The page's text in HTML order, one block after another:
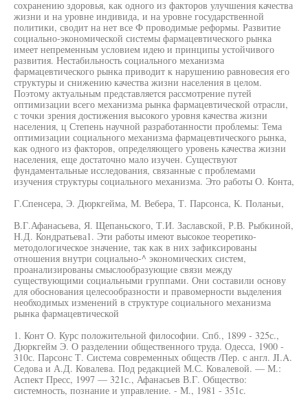
сохранению здоровья, как одного из факторов улучшения качества
жизни и на уровне индивида, и на уровне государственной
политики, сводит на нет все Ф проводимые реформы. Развитие
социально-экономической системы фармацевтического рынка
имеет непременным условием идею и принципы устойчивого
развития. Нестабильность социального механизма
фармацевтического рынка приводит к нарушению равновесия его
структуры и снижению качества жизни населения в целом.
Поэтому актуальным представляется рассмотрение путей
оптимизации всего механизма рынка фармацевтической отрасли,
с точки зрения достижения высокого уровня качества жизни
населения, ц Степень научной разработанности проблемы: Тема
оптимизации социального механизма фармацевтического рынка,
как одного из факторов, определяющего уровень качества жизни
населения, еще достаточно мало изучен. Существуют
фундаментальные исследования, связанные с проблемами
изучения структуры социального механизма. Это работы О. Конта,
Г.Спенсера, Э. Дюркгейма, М. Вебера, Т. Парсонса, К. Поланьи,
В.Г.Афанасьева, Я. Щепаньского, Т.И. Заславской, Р.В. Рыбкиной,
Н.Д. Кондратьева1. Эти работы имеют высокое теоретико-
методологическое значение, так как в них зафиксированы
отношения внутри социально-^ экономических систем,
проанализированы смыслообразующие связи между
существующими социальными группами. Они составили основу
для обоснования целесообразности и правомерности выделения
необходимых изменений в структуре социального механизма
рынка фармацевтической
1. Конт О. Курс положительной философии. Спб., 1899 - 325с.,
Дюркгейм Э. О разделении общественного труда. Одесса, 1900 -
310с. Парсонс Т. Система современных обществ /Пер. с англ. JI.A.
Седова и А.Д. Ковалева. Под редакцией М.С. Ковалевой. — М.:
Аспект Пресс, 1997 — 321с., Афанасьев В.Г. Общество:
системность, познание и управление. - М., 1981 - 351с.